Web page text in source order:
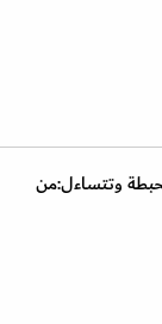
وتتساءل:من